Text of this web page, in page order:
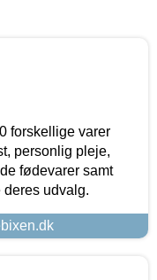
forskellige varer
personlig pleje,
fødevarer samt
deres udvalg.